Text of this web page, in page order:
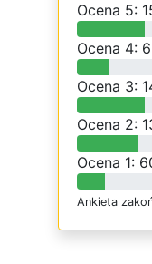
Ocena 5:
Ocena 4:
Ocena 3:
Ocena 2:
Ocena 1:
Ankieta zako